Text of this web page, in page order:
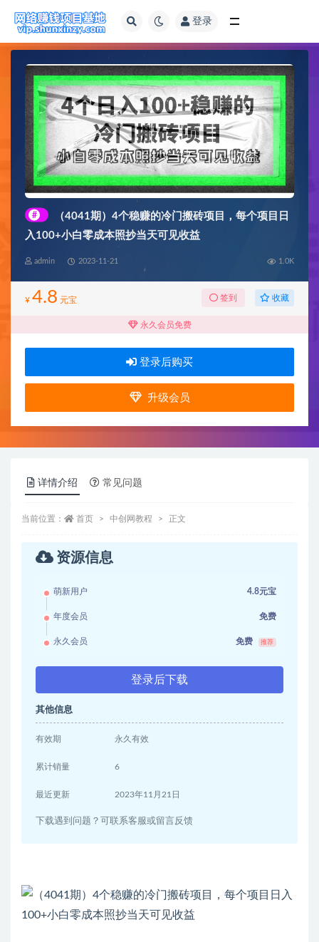
登录
#
（4041期）4个稳赚的冷门搬砖项目，每个项目日
入100+小白零成本照抄当天可见收益
admin 2023-11-21 1.0K
¥ 4.8 元宝 签到 收藏
永久会员免费
登录后购买
升级会员
详情介绍 常见问题
当前位置： 首页 中创网教程 正文
资源信息
萌新用户 4.8元宝
年度会员 免费
永久会员 免费 推荐
登录后下载
其他信息
有效期 永久有效
累计销量 6
最近更新 2023年11月21日
下载遇到问题？可联系客服或留言反馈